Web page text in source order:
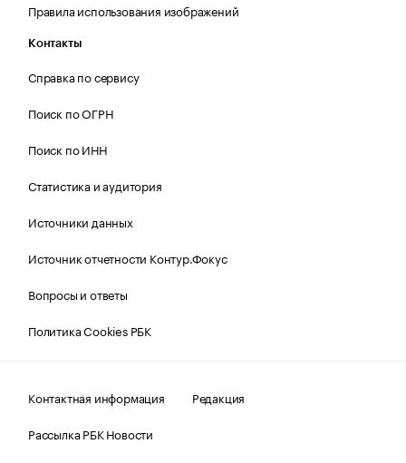
Правила использования изображений
Контакты
Справка по сервису
Поиск по ОГРН
Поиск по ИНН
Статистика и аудитория
Источники данных
Источник отчетности Контур.Фокус
Вопросы и ответы
Политика Cookies РБК
Контактная информация
Редакция
Рассылка РБК Новости